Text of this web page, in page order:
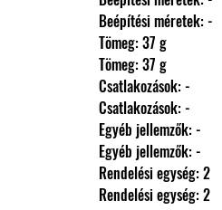
                Beépítési méretek: -
                Tömeg: 37 g
                Tömeg: 37 g
                Csatlakozások: -
                Csatlakozások: -
                Egyéb jellemzők: -
                Egyéb jellemzők: -
                Rendelési egység: 2
                Rendelési egység: 2